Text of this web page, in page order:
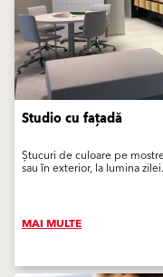
Studio cu fațadă
Ștucuri de culoare pe
sau în exterior, la lumina
MAI MULTE